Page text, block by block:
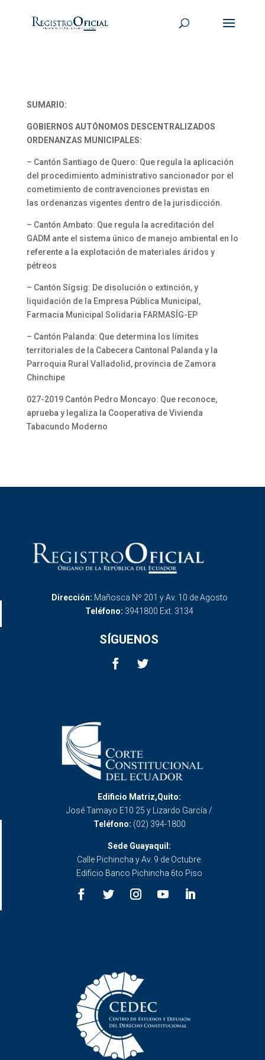
SUMARIO:
GOBIERNOS AUTÓNOMOS DESCENTRALIZADOS
ORDENANZAS MUNICIPALES:
– Cantón Santiago de Quero: Que regula la aplicación
del procedimiento administrativo sancionador por el
cometimiento de contravenciones previstas en
las ordenanzas vigentes dentro de la jurisdicción.
– Cantón Ambato: Que regula la acreditación del
GADM ante el sistema único de manejo ambiental en lo
referente a la explotación de materiales áridos y
pétreos
– Cantón Sígsig: De disolución o extinción, y
liquidación de la Empresa Pública Municipal,
Farmacia Municipal Solidaria FARMASÍG-EP
– Cantón Palanda: Que determina los límites
territoriales de la Cabecera Cantonal Palanda y la
Parroquia Rural Valladolid, provincia de Zamora
Chinchipe
027-2019 Cantón Pedro Moncayo: Que reconoce,
aprueba y legaliza la Cooperativa de Vivienda
Tabacundo Moderno
Dirección: Mañosca Nº 201 y Av. 10 de Agosto
Teléfono: 3941800 Ext. 3134
SÍGUENOS
Edificio Matriz,Quito:
José Tamayo E10 25 y Lizardo García /
Teléfono: (02) 394-1800
Sede Guayaquil:
Calle Pichincha y Av. 9 de Octubre.
Edificio Banco Pichincha 6to Piso